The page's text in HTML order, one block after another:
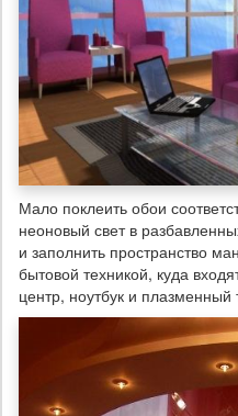
Мало поклеить обои
неоновый свет в
и заполнить пространство
бытовой техникой, куда
центр, ноутбук и